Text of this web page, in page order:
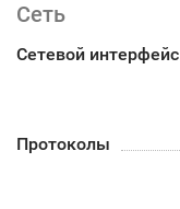
Сеть
Сетевой интерфейс
Протоколы